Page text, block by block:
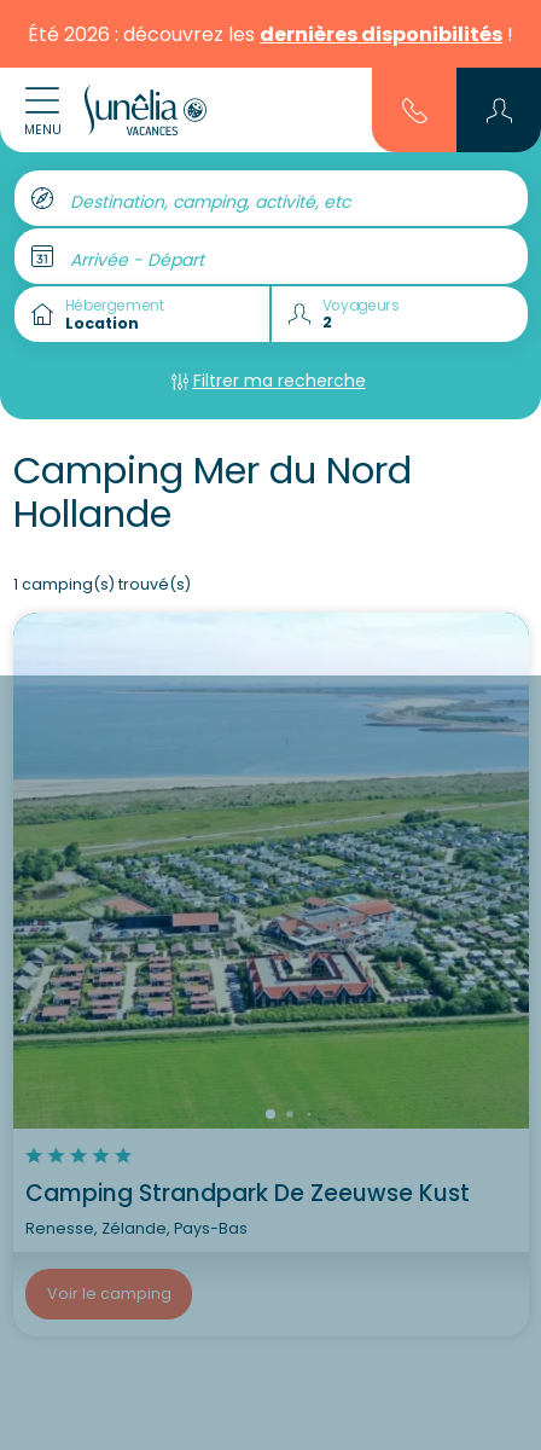
Été 2026 : découvrez les dernières disponibilités !
MENU
Destination, camping, activité, etc
Arrivée - Départ
Hébergement Voyageurs
Filtrer ma recherche
Camping Mer du Nord
Hollande
1 camping(s) trouvé(s)
Camping Strandpark De Zeeuwse Kust
Renesse, Zélande, Pays-Bas
Voir le camping